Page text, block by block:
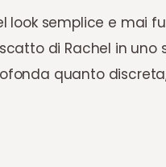
look semplice e mai
di Rachel in uno
quanto